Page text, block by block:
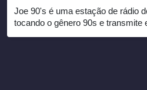
Joe 90's é uma estação de rádio
tocando o gênero 90s e transmite